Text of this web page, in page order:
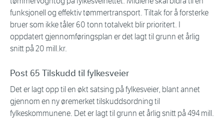
funksjonell og effektiv tømmertransport. Tiltak for å forsterke
bruer som ikke tåler 60 tonn totalvekt blir prioritert. I
oppdatert gjennomføringsplan er det lagt til grunn et årlig
snitt på 20 mill.kr.
Post 65 Tilskudd til fylkesveier
Det er lagt opp til en økt satsing på fylkesveier, blant annet
gjennom en ny øremerket tilskuddsordning til
fylkeskommunene. Det er lagt til grunn et årlig snitt på 494 mill.